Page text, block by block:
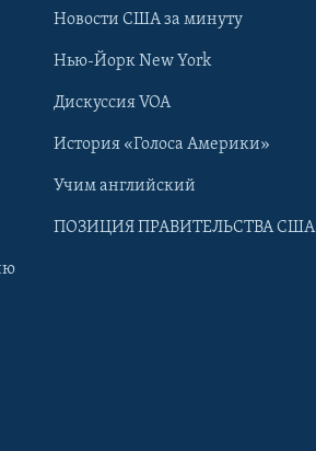
Новости США за минуту
Нью-Йорк New York
Дискуссия VOA
История «Голоса Америки»
Учим английский
ПОЗИЦИЯ ПРАВИТЕЛЬСТВА США